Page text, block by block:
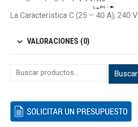
La Característica C (25 – 40 A), 240 V
VALORACIONES (0)
Buscar